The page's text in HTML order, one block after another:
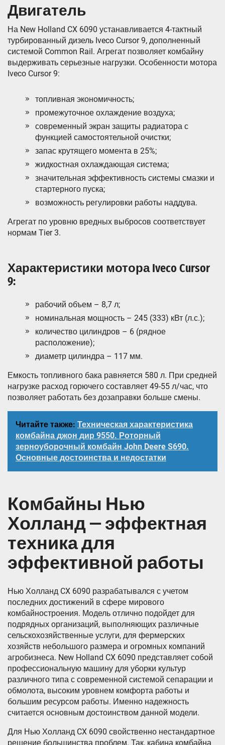
Двигатель
На New Holland CX 6090 устанавливается 4-тактный
турбированный дизель Iveco Cursor 9, дополненный
системой Common Rail. Агрегат позволяет комбайну
выдерживать серьезные нагрузки. Особенности мотора
Iveco Cursor 9:
топливная экономичность;
промежуточное охлаждение воздуха;
современный экран защиты радиатора с
функцией самостоятельной очистки;
запас крутящего момента в 25%;
жидкостная охлаждающая система;
значительная эффективность системы смазки и
стартерного пуска;
возможность регулировки работы наддува.
Агрегат по уровню вредных выбросов соответствует
нормам Tier 3.
Характеристики мотора Iveco Cursor
9:
рабочий объем – 8,7 л;
номинальная мощность – 245 (333) кВт (л.с.);
количество цилиндров – 6 (рядное
расположение);
диаметр цилиндра – 117 мм.
Емкость топливного бака равняется 580 л. При средней
нагрузке расход горючего составляет 49-55 л/час, что
позволяет работать без дозаправки больше смены.
Читайте также: Техническая характеристика
комбайна джон дир 9550. Роторный
зерноуборочный комбайн John Deere S690.
Основные достоинства и недостатки
Комбайны Нью
Холланд — эффектная
техника для
эффективной работы
Нью Холланд CX 6090 разрабатывался с учетом
последних достижений в сфере мирового
комбайностроения. Модель отлично подойдет для
подрядных организаций, выполняющих различные
сельскохозяйственные услуги, для фермерских
хозяйств небольшого размера и огромных компаний
агробизнеса. New Holland CX 6090 представляет собой
профессиональную машину для уборки культур
различного типа с современной системой сепарации и
обмолота, высоким уровнем комфорта работы и
большим ресурсом работы. Именно надежность
считается основным достоинством данной модели.
Для Нью Холланд CX 6090 свойственно нестандартное
решение большинства проблем. Так, кабина комбайна